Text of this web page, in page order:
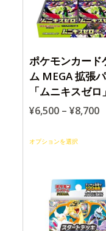
ポケモンカード
ム MEGA 拡張
「ムニキスゼロ」
¥6,500– ¥8,700
オプションを選択